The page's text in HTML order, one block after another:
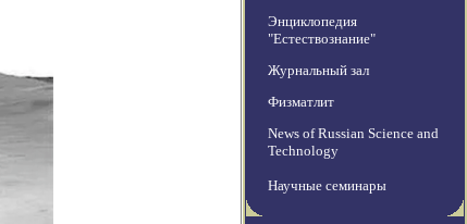
Энциклопедия
"Естествознание"
Журнальный зал
Физматлит
News of Russian Science and
Technology
Научные семинары